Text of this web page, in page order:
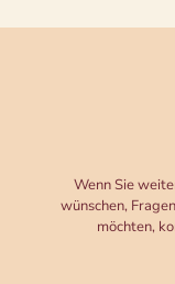
Wenn Sie
wünschen,
möchten,